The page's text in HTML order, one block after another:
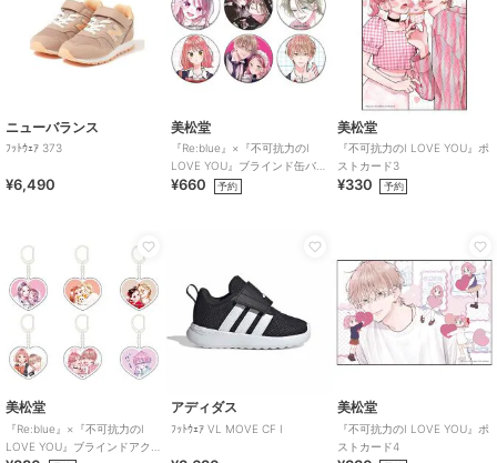
ニューバランス
ﾌｯﾄｳｪｱ 373
¥6,490
美松堂
『Re:blue』×『不可抗力のI
LOVE YOU』ブラインド缶バ
ッジ（全6種）
¥660 予約
美松堂
『不可抗力のI LOVE YOU』ポ
ストカード3
¥330 予約
美松堂
『Re:blue』×『不可抗力のI
LOVE YOU』ブラインドアク
アディダス
ﾌｯﾄｳｪｱ VL MOVE CF I
美松堂
『不可抗力のI LOVE YOU』ポ
ストカード4